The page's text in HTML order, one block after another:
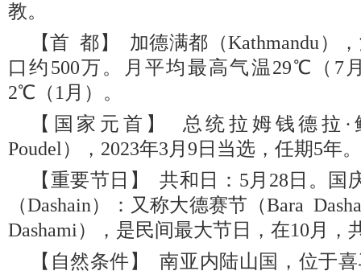
教。
【首 都】 加德满都（Kathmandu）
口约500万。月平均最高气温29℃（7
2℃（1月）。
【国家元首】 总统拉姆钱德拉·
Poudel），2023年3月9日当选，任期5年。
【重要节日】 共和日：5月28日。国
（Dashain）：又称大德赛节（Bara
Dashami），是民间最大节日，在10月，
【自然条件】 南亚内陆山国，位于